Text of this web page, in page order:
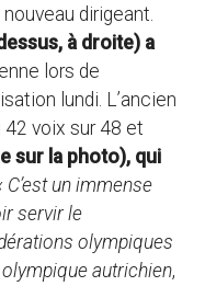
dirigeant.
à droite) a
lors de
lundi. L’ancien
42 voix sur 48 et
sur la photo), qui
C’est un immense
servir le
olympiques
autrichien,